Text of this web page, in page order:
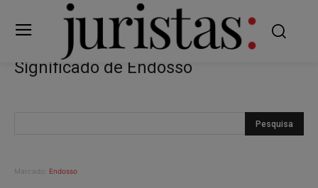
Significado de Endosso
Marcado: Endosso